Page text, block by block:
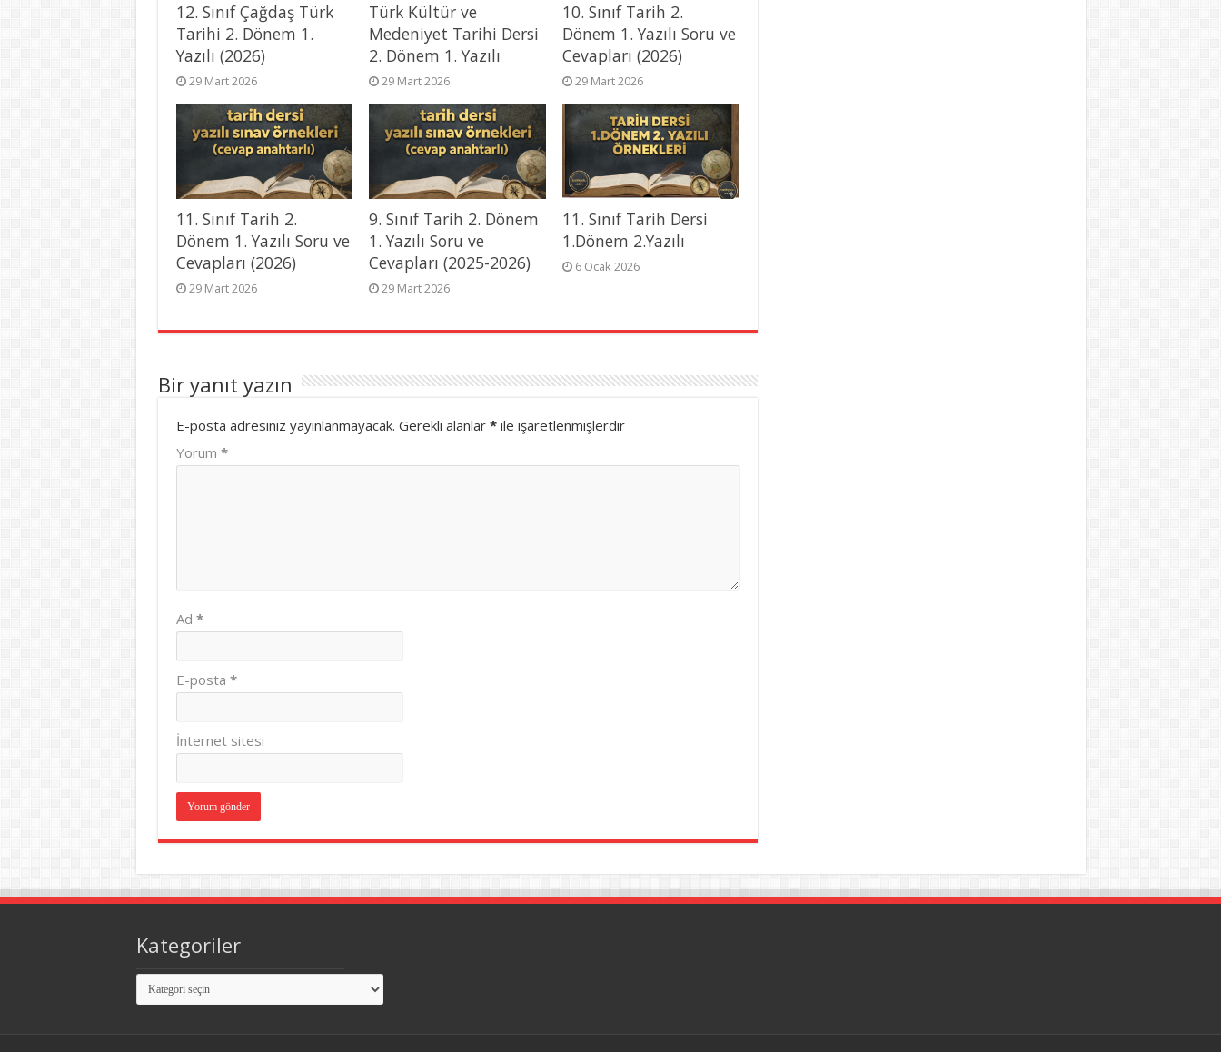
12. Sınıf Çağdaş Türk
Tarihi 2. Dönem 1.
Yazılı (2026)
29 Mart 2026
Türk Kültür ve
Medeniyet Tarihi Dersi
2. Dönem 1. Yazılı
29 Mart 2026
10. Sınıf Tarih 2.
Dönem 1. Yazılı Soru ve
Cevapları (2026)
29 Mart 2026
11. Sınıf Tarih 2.
Dönem 1. Yazılı Soru ve
Cevapları (2026)
29 Mart 2026
9. Sınıf Tarih 2. Dönem
1. Yazılı Soru ve
Cevapları (2025-2026)
29 Mart 2026
11. Sınıf Tarih Dersi
1.Dönem 2.Yazılı
6 Ocak 2026
Bir yanıt yazın
E-posta adresiniz yayınlanmayacak. Gerekli alanlar *ile işaretlenmişlerdir
Yorum *
Ad *
E-posta *
İnternet sitesi
Kategoriler
Kategoriler